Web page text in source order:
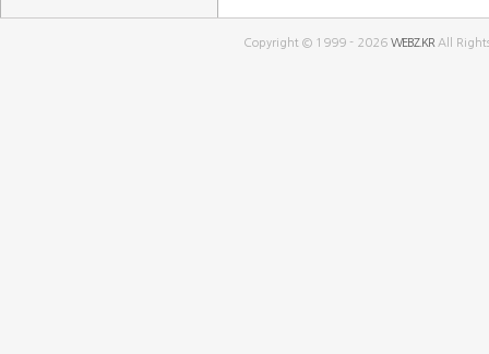
Copyright © 1999 - 2026WEBZ.KR All